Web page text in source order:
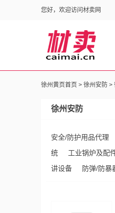
您好，欢迎访问材卖网
徐州黄页首页 > 徐州安防 >
徐州安防
安全/防护用品代理
统
工业锅炉及配
讲设备
防弹/防暴